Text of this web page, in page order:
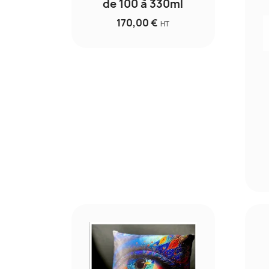
de 100 à 330ml
170,00 € HT